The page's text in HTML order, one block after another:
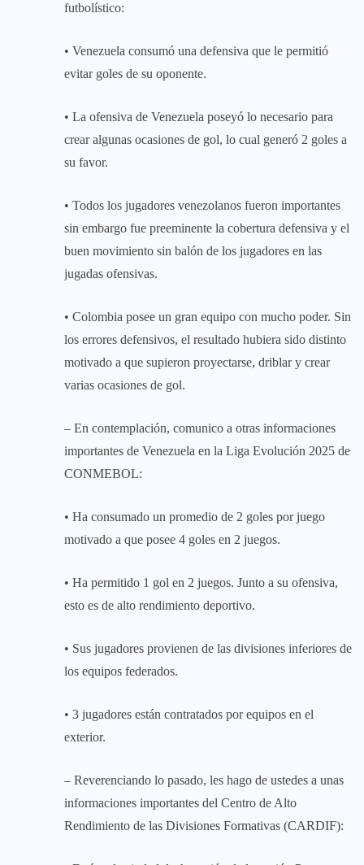
futbolístico:
• Venezuela consumó una defensiva que le permitió
evitar goles de su oponente.
• La ofensiva de Venezuela poseyó lo necesario para
crear algunas ocasiones de gol, lo cual generó 2 goles a
su favor.
• Todos los jugadores venezolanos fueron importantes
sin embargo fue preeminente la cobertura defensiva y el
buen movimiento sin balón de los jugadores en las
jugadas ofensivas.
• Colombia posee un gran equipo con mucho poder. Sin
los errores defensivos, el resultado hubiera sido distinto
motivado a que supieron proyectarse, driblar y crear
varias ocasiones de gol.
– En contemplación, comunico a otras informaciones
importantes de Venezuela en la Liga Evolución 2025 de
CONMEBOL:
• Ha consumado un promedio de 2 goles por juego
motivado a que posee 4 goles en 2 juegos.
• Ha permitido 1 gol en 2 juegos. Junto a su ofensiva,
esto es de alto rendimiento deportivo.
• Sus jugadores provienen de las divisiones inferiores de
los equipos federados.
• 3 jugadores están contratados por equipos en el
exterior.
– Reverenciando lo pasado, les hago de ustedes a unas
informaciones importantes del Centro de Alto
Rendimiento de las Divisiones Formativas (CARDIF):